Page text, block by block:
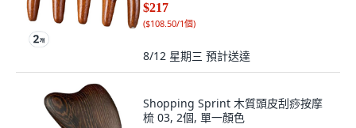
$217
($108.50/1個)
8/12 星期三 預計送達
Shopping Sprint 木質頭皮刮痧按摩
梳 03, 2個, 單一顏色